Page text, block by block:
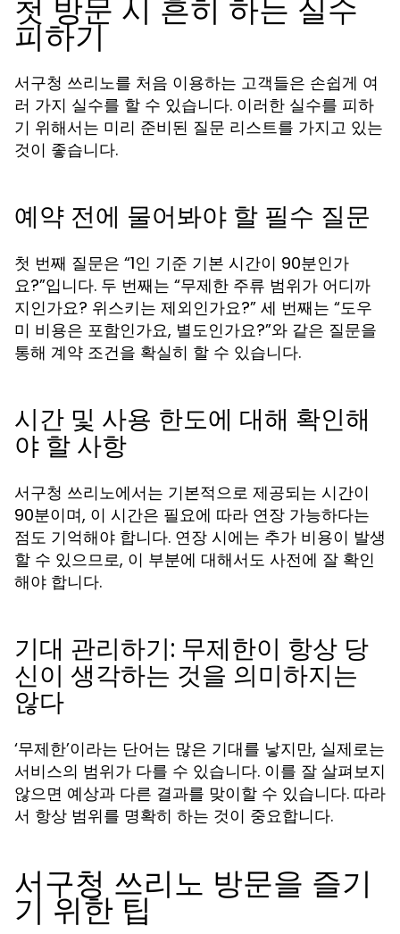
첫 방문 시 흔히 하는 실수
피하기
서구청 쓰리노를 처음 이용하는 고객들은 손쉽게 여
러 가지 실수를 할 수 있습니다. 이러한 실수를 피하
기 위해서는 미리 준비된 질문 리스트를 가지고 있는
것이 좋습니다.
예약 전에 물어봐야 할 필수 질문
첫 번째 질문은 “1인 기준 기본 시간이 90분인가
요?”입니다. 두 번째는 “무제한 주류 범위가 어디까
지인가요? 위스키는 제외인가요?” 세 번째는 “도우
미 비용은 포함인가요, 별도인가요?”와 같은 질문을
통해 계약 조건을 확실히 할 수 있습니다.
시간 및 사용 한도에 대해 확인해
야 할 사항
서구청 쓰리노에서는 기본적으로 제공되는 시간이
90분이며, 이 시간은 필요에 따라 연장 가능하다는
점도 기억해야 합니다. 연장 시에는 추가 비용이 발생
할 수 있으므로, 이 부분에 대해서도 사전에 잘 확인
해야 합니다.
기대 관리하기: 무제한이 항상 당
신이 생각하는 것을 의미하지는
않다
‘무제한’이라는 단어는 많은 기대를 낳지만, 실제로는
서비스의 범위가 다를 수 있습니다. 이를 잘 살펴보지
않으면 예상과 다른 결과를 맞이할 수 있습니다. 따라
서 항상 범위를 명확히 하는 것이 중요합니다.
서구청 쓰리노 방문을 즐기
기 위한 팁